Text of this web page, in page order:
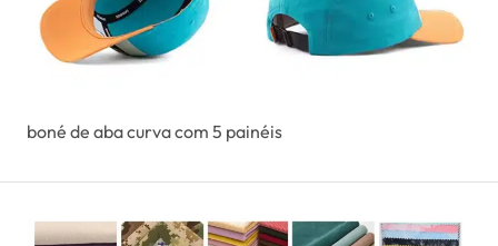
boné de aba curva com 5 painéis